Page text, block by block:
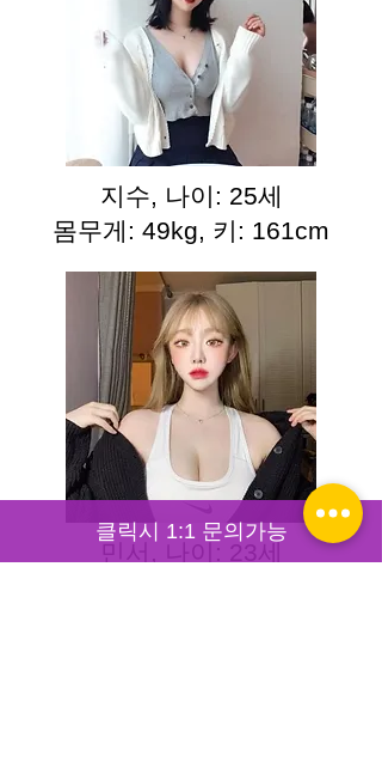
지수, 나이: 25세
몸무게: 49kg, 키: 161cm
민서, 나이: 23세
클릭시 1:1 문의가능